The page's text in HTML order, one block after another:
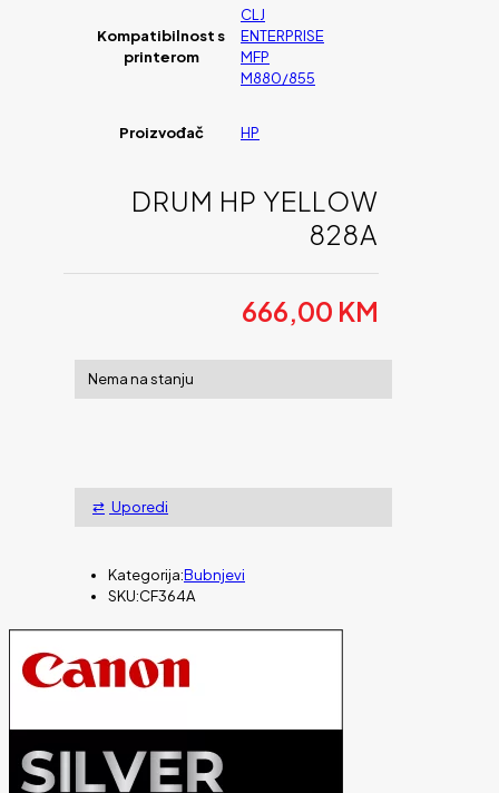
Kompatibilnost s
printerom
CLJ
ENTERPRISE
MFP
M880/855
Proizvođač HP
DRUM HP YELLOW
828A
666,00 KM
Nema na stanju
Uporedi
Kategorija:Bubnjevi
SKU:CF364A